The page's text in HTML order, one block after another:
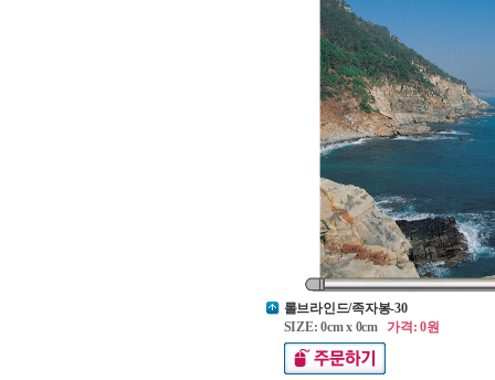
롤브라인드/족자봉-30
SIZE: 0cm x 0cm가격: 0원